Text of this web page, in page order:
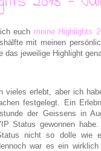
euch meine Highlights
mit meinen
das jeweilige Highlight
vieles erlebt, aber ich
festgelegt. Ein
der Geissens in
Status gewonnen habe.
nicht so dolle wie
war es ein wirklich